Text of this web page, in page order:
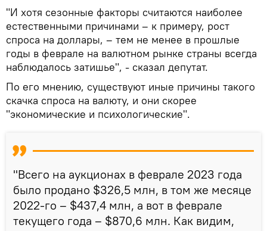
"И хотя сезонные факторы считаются наиболее
естественными причинами – к примеру, рост
спроса на доллары, – тем не менее в прошлые
годы в феврале на валютном рынке страны всегда
наблюдалось затишье", - сказал депутат.
По его мнению, существуют иные причины такого
скачка спроса на валюту, и они скорее
"экономические и психологические".
"Всего на аукционах в феврале 2023 года
было продано $326,5 млн, в том же месяце
2022-го – $437,4 млн, а вот в феврале
текущего года – $870,6 млн. Как видим,